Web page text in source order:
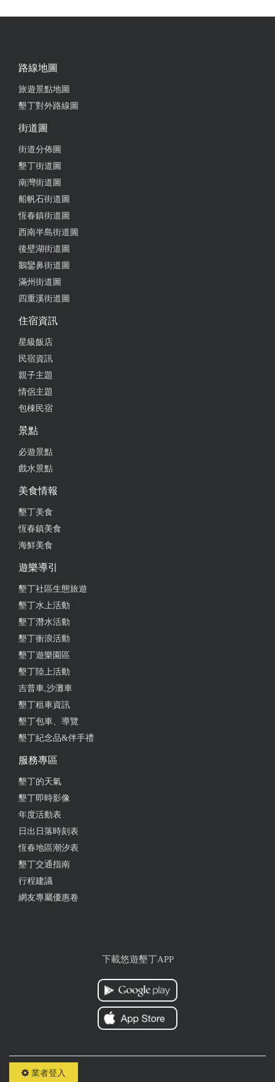
路線地圖
旅遊景點地圖
墾丁對外路線圖
街道圖
街道分佈圖
墾丁街道圖
南灣街道圖
船帆石街道圖
恆春鎮街道圖
西南半島街道圖
後壁湖街道圖
鵝鑾鼻街道圖
滿州街道圖
四重溪街道圖
住宿資訊
星級飯店
民宿資訊
親子主題
情侶主題
包棟民宿
景點
必遊景點
戲水景點
美食情報
墾丁美食
恆春鎮美食
海鮮美食
遊樂導引
墾丁社區生態旅遊
墾丁水上活動
墾丁潛水活動
墾丁衝浪活動
墾丁遊樂園區
墾丁陸上活動
吉普車,沙灘車
墾丁租車資訊
墾丁包車、導覽
墾丁紀念品&伴手禮
服務專區
墾丁的天氣
墾丁即時影像
年度活動表
日出日落時刻表
恆春地區潮汐表
墾丁交通指南
行程建議
網友專屬優惠卷
下載悠遊墾丁APP
業者登入